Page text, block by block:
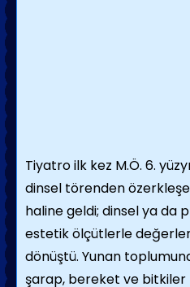
Tiyatro ilk kez M.Ö. 6.
dinsel törenden
haline geldi; dinsel ya da
estetik ölçütlerle
dönüştü. Yunan
şarap, bereket ve bitkiler